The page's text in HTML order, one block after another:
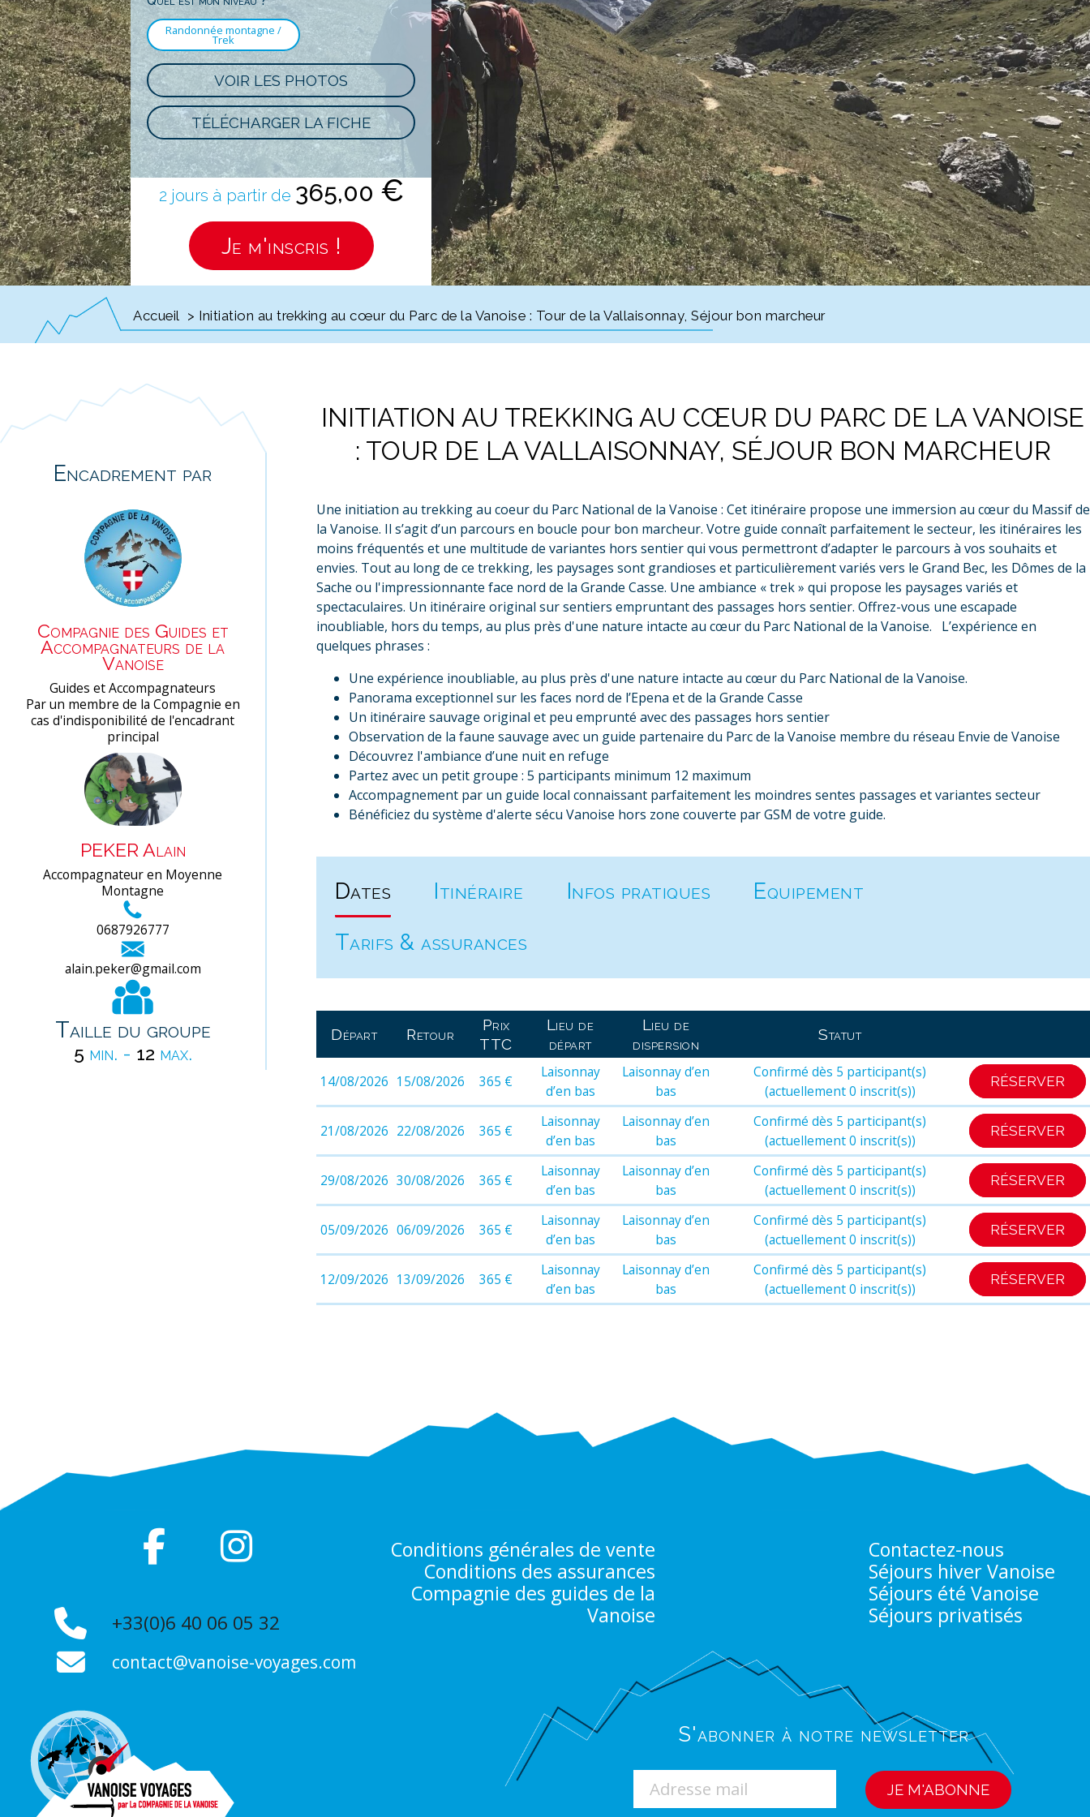
Randonnée montagne /
Trek
VOIR LES PHOTOS
TÉLÉCHARGER LA FICHE
2 jours à partir de 365,00 €
Je m'inscris !
Accueil > Initiation au trekking au cœur du Parc de la Vanoise : Tour de la Vallaisonnay, Séjour bon marcheur
Encadrement par
Compagnie des Guides et
Accompagnateurs de la
Vanoise
Guides et Accompagnateurs
Par un membre de la Compagnie en
cas d'indisponibilité de l'encadrant
principal
PEKER Alain
Accompagnateur en Moyenne
Montagne
0687926777
alain.peker@gmail.com
Taille du groupe
5 min. - 12 max.
INITIATION AU TREKKING AU CŒUR DU PARC DE LA VANOISE
: TOUR DE LA VALLAISONNAY, SÉJOUR BON MARCHEUR
Une initiation au trekking au coeur du Parc National de la Vanoise : Cet itinéraire propose une immersion au cœur du Massif de
la Vanoise. Il s’agit d’un parcours en boucle pour bon marcheur. Votre guide connaît parfaitement le secteur, les itinéraires les
moins fréquentés et une multitude de variantes hors sentier qui vous permettront d’adapter le parcours à vos souhaits et
envies. Tout au long de ce trekking, les paysages sont grandioses et particulièrement variés vers le Grand Bec, les Dômes de la
Sache ou l'impressionnante face nord de la Grande Casse. Une ambiance « trek » qui propose les paysages variés et
spectaculaires. Un itinéraire original sur sentiers empruntant des passages hors sentier. Offrez-vous une escapade
inoubliable, hors du temps, au plus près d'une nature intacte au cœur du Parc National de la Vanoise.
L’expérience en
quelques phrases :
Une expérience inoubliable, au plus près d'une nature intacte au cœur du Parc National de la Vanoise.
Panorama exceptionnel sur les faces nord de l’Epena et de la Grande Casse
Un itinéraire sauvage original et peu emprunté avec des passages hors sentier
Observation de la faune sauvage avec un guide partenaire du Parc de la Vanoise membre du réseau Envie de Vanoise
Découvrez l'ambiance d’une nuit en refuge
Partez avec un petit groupe : 5 participants minimum 12 maximum
Accompagnement par un guide local connaissant parfaitement les moindres sentes passages et variantes secteur
Bénéficiez du système d'alerte sécu Vanoise hors zone couverte par GSM de votre guide.
Dates Itinéraire Infos pratiques
Equipement
Tarifs & assurances
Départ Retour
Prix
TTC
Lieu de
départ
Lieu de
dispersion
Statut
14/08/2026 15/08/2026 365 €
Laisonnay
d’en bas
Laisonnay d’en
bas
Confirmé dès 5 participant(s)
(actuellement 0 inscrit(s))
RÉSERVER
21/08/2026 22/08/2026 365 €
Laisonnay
d’en bas
Laisonnay d’en
bas
Confirmé dès 5 participant(s)
(actuellement 0 inscrit(s))
RÉSERVER
29/08/2026 30/08/2026 365 €
Laisonnay
d’en bas
Laisonnay d’en
bas
Confirmé dès 5 participant(s)
(actuellement 0 inscrit(s))
RÉSERVER
05/09/2026 06/09/2026 365 €
Laisonnay
d’en bas
Laisonnay d’en
bas
Confirmé dès 5 participant(s)
(actuellement 0 inscrit(s))
RÉSERVER
12/09/2026 13/09/2026 365 €
Laisonnay
d’en bas
Laisonnay d’en
bas
Confirmé dès 5 participant(s)
(actuellement 0 inscrit(s))
RÉSERVER
+33(0)6 40 06 05 32
contact@vanoise-voyages.com
Conditions générales de vente
Conditions des assurances
Compagnie des guides de la
Vanoise
Contactez-nous
Séjours hiver Vanoise
Séjours été Vanoise
Séjours privatisés
S'abonner à notre newsletter